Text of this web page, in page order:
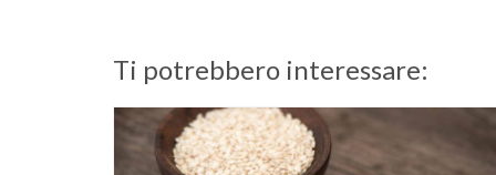
Ti potrebbero interessare: